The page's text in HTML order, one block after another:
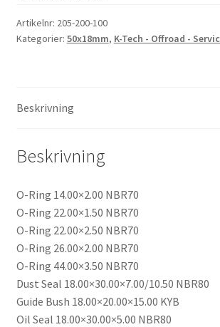
Head
Service
50/18
Artikelnr: 205-200-100
Kategorier: 50x18mm, K-Tech - Offroad -
Beskrivning
Beskrivning
O-Ring 14.00×2.00 NBR70
O-Ring 22.00×1.50 NBR70
O-Ring 22.00×2.50 NBR70
O-Ring 26.00×2.00 NBR70
O-Ring 44.00×3.50 NBR70
Dust Seal 18.00×30.00×7.00/10.50 NBR80
Guide Bush 18.00×20.00×15.00 KYB
Oil Seal 18.00×30.00×5.00 NBR80